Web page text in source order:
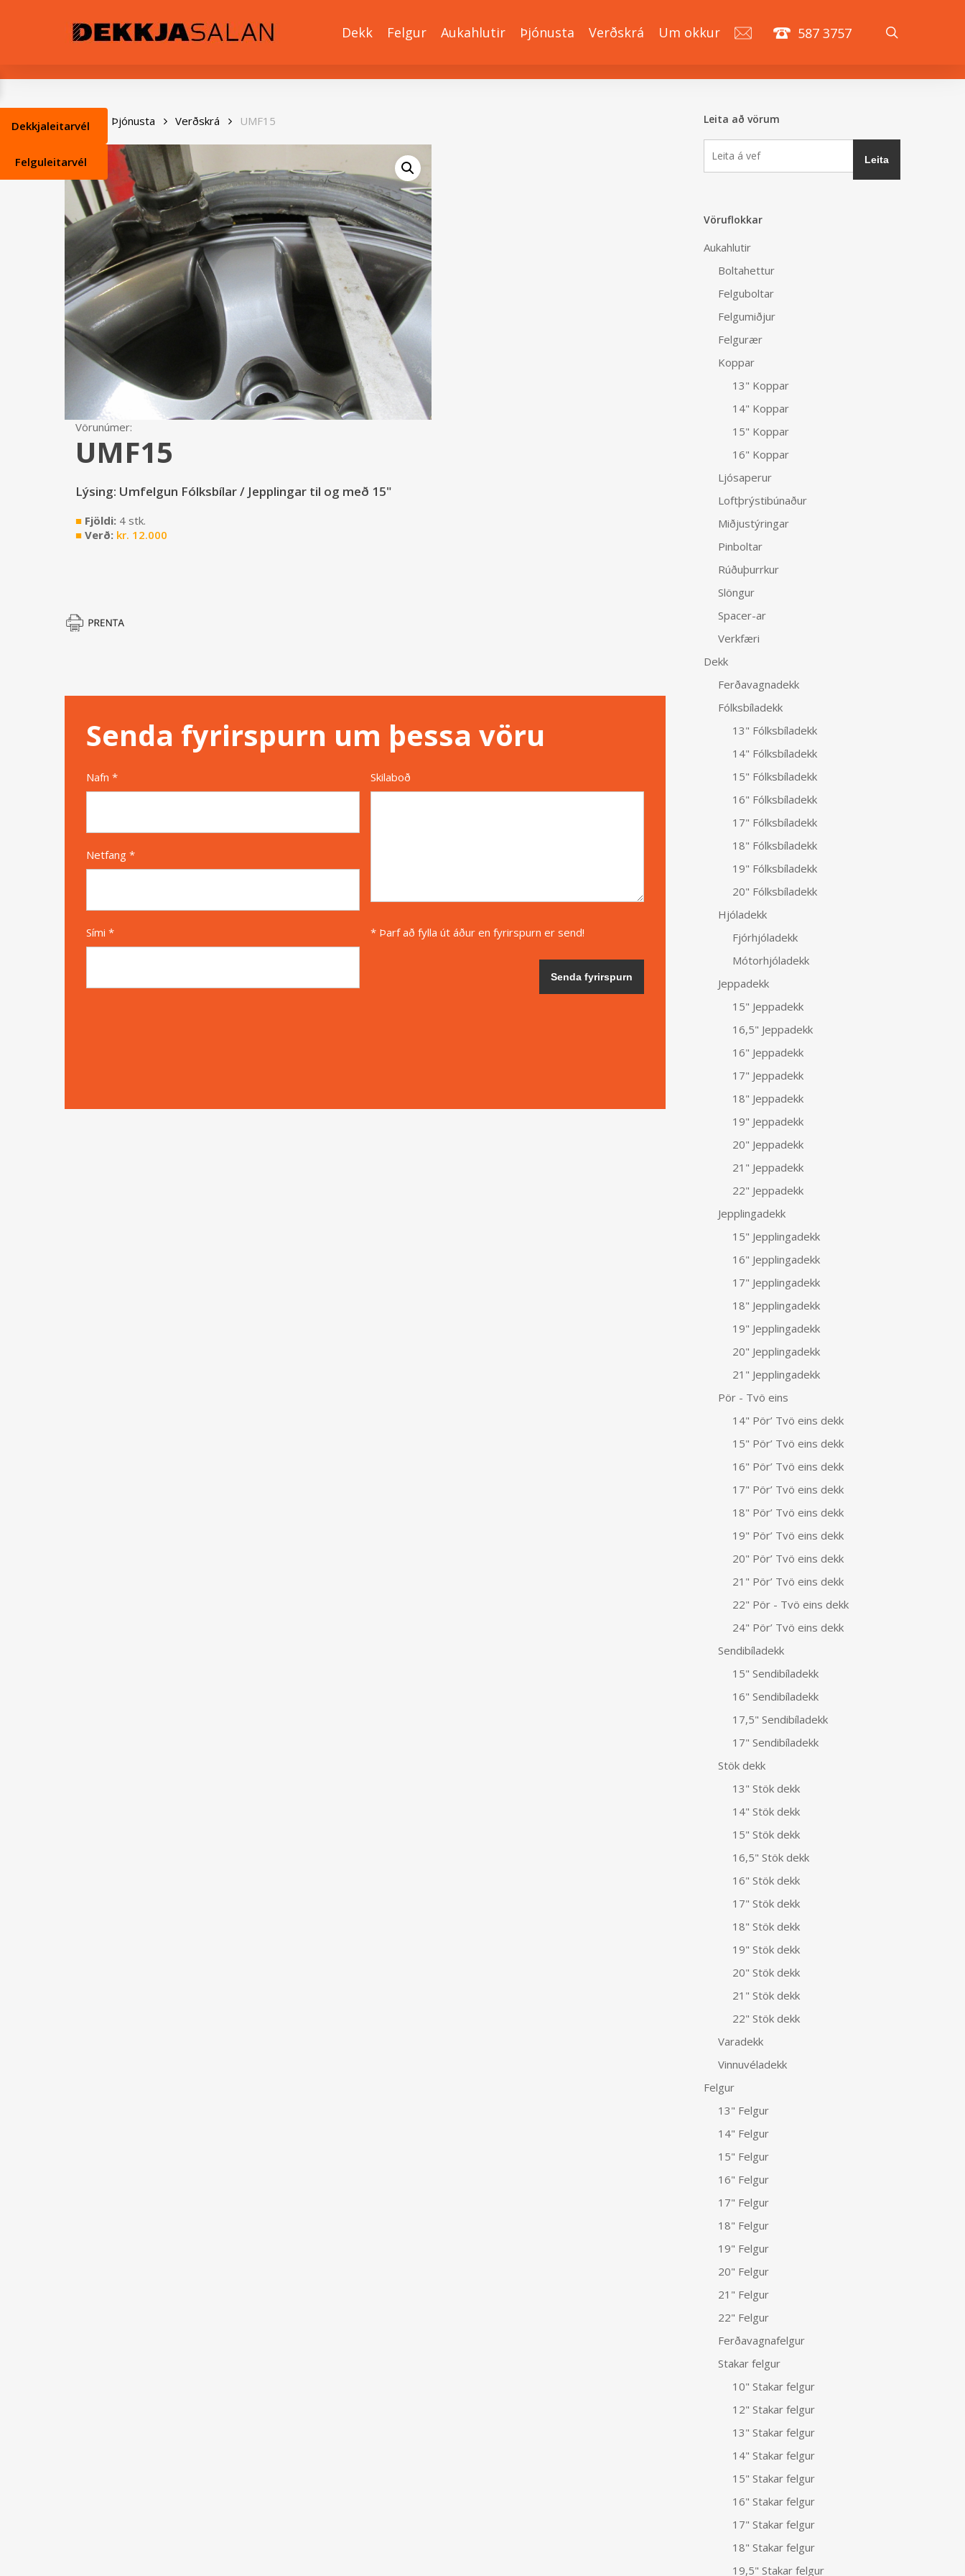
Dekk Felgur Aukahlutir Þjónusta Verðskrá Um okkur 587 3757
Heim Þjónusta Verðskrá UMF15
Vörunúmer:
UMF15
Lýsing: Umfelgun Fólksbílar / Jepplingar til og með 15"
■ Fjöldi: 4 stk.
■ Verð: kr. 12.000
Senda fyrirspurn um þessa vöru
Nafn *
Netfang *
Sími *
Skilaboð
* Þarf að fylla út áður en fyrirspurn er send!
Leita að vörum
Vöruflokkar
Aukahlutir
Boltahettur
Felguboltar
Felgumiðjur
Felgurær
Koppar
13" Koppar
14" Koppar
15" Koppar
16" Koppar
Ljósaperur
Loftþrýstibúnaður
Miðjustýringar
Pinboltar
Rúðuþurrkur
Slöngur
Spacer-ar
Verkfæri
Dekk
Ferðavagnadekk
Fólksbíladekk
13" Fólksbíladekk
14" Fólksbíladekk
15" Fólksbíladekk
16" Fólksbíladekk
17" Fólksbíladekk
18" Fólksbíladekk
19" Fólksbíladekk
20" Fólksbíladekk
Hjóladekk
Fjórhjóladekk
Mótorhjóladekk
Jeppadekk
15" Jeppadekk
16,5" Jeppadekk
16" Jeppadekk
17" Jeppadekk
18" Jeppadekk
19" Jeppadekk
20" Jeppadekk
21" Jeppadekk
22" Jeppadekk
Jepplingadekk
15" Jepplingadekk
16" Jepplingadekk
17" Jepplingadekk
18" Jepplingadekk
19" Jepplingadekk
20" Jepplingadekk
21" Jepplingadekk
Pör - Tvö eins
14" Pör’ Tvö eins dekk
15" Pör’ Tvö eins dekk
16" Pör’ Tvö eins dekk
17" Pör’ Tvö eins dekk
18" Pör’ Tvö eins dekk
19" Pör’ Tvö eins dekk
20" Pör’ Tvö eins dekk
21" Pör’ Tvö eins dekk
22" Pör - Tvö eins dekk
24" Pör’ Tvö eins dekk
Sendibíladekk
15" Sendibíladekk
16" Sendibíladekk
17,5" Sendibíladekk
17" Sendibíladekk
Stök dekk
13" Stök dekk
14" Stök dekk
15" Stök dekk
16,5" Stök dekk
16" Stök dekk
17" Stök dekk
18" Stök dekk
19" Stök dekk
20" Stök dekk
21" Stök dekk
22" Stök dekk
Varadekk
Vinnuvéladekk
Felgur
13" Felgur
14" Felgur
15" Felgur
16" Felgur
17" Felgur
18" Felgur
19" Felgur
20" Felgur
21" Felgur
22" Felgur
Ferðavagnafelgur
Stakar felgur
10" Stakar felgur
12" Stakar felgur
13" Stakar felgur
14" Stakar felgur
15" Stakar felgur
16" Stakar felgur
17" Stakar felgur
18" Stakar felgur
19,5" Stakar felgur
Dekkjaleitarvél
Felguleitarvél